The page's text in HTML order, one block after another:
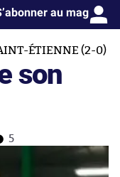
au mag
ÉTIENNE (2-0)
son
5